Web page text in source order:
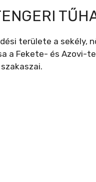
területe a sekély,
a Fekete- és Azovi-